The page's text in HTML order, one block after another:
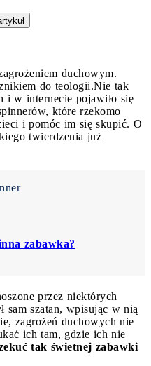
duchowym.
do teologii.Nie tak
i w internecie pojawiło się
które rzekomo
i pomóc im się skupić. O
twierdzenia już
zabawka?
przez niektórych
sam szatan, wpisując w nią
zagrożeń duchowych nie
ich tam, gdzie ich nie
tak świetnej zabawki